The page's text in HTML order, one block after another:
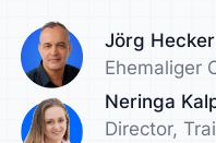
Jörg Hecker
Ehemaliger
Neringa
Director,